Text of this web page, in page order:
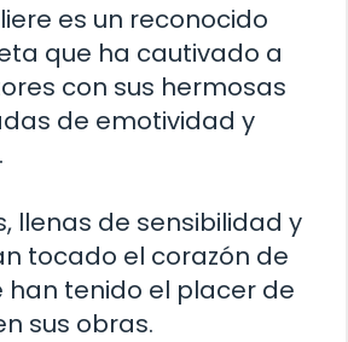
es un reconocido
que ha cautivado a
con sus hermosas
de emotividad y
llenas de sensibilidad y
tocado el corazón de
han tenido el placer de
sus obras.